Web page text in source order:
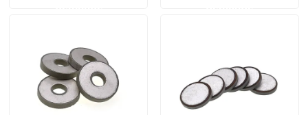
Visite de l'usine
Contrôle de la qualité